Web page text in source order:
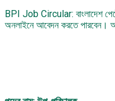
BPI Job Circular: বাংলাদেশ
অনলাইনে আবেদন করতে পারবেন।